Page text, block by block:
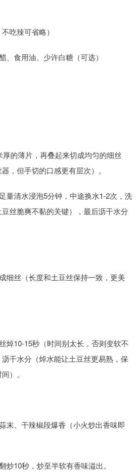
吃辣可省略）
、食用油、少许白糖（可选）
的薄片，再叠起来切成均匀的细丝
，但手切的口感更有层次）。
量清水浸泡5分钟，中途换水1-2次，洗
丝脆爽不黏的关键），最后沥干水分
细丝（长度和土豆丝保持一致，更美
焯10-15秒（时间别太长，否则变软不
干水分（焯水能让土豆丝更易熟，保
）。
末、干辣椒段爆香（小火炒出香味即
炒10秒，炒至半软有香味溢出。